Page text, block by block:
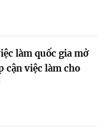
làm quốc gia mở
cận việc làm cho